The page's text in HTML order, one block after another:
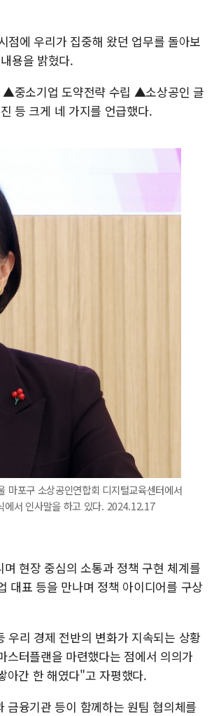
에 우리가 집중해 왔던 업무를 돌아보
용을 밝혔다.
중소기업 도약전략 수립 ▲소상공인 글
등 크게 네 가지를 언급했다.
마포구 소상공인연합회 디지털교육센터에서
에서 인사말을 하고 있다. 2024.12.17
현장 중심의 소통과 정책 구현 체계를
대표 등을 만나며 정책 아이디어를 구상
우리 경제 전반의 변화가 지속되는 상황
터플랜을 마련했다는 점에서 의의가
아간 한 해였다"고 자평했다.
금융기관 등이 함께하는 원팀 협의체를